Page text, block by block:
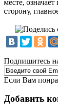
месте,
сторону,
Подпишитесь
Если Вам
Добавить